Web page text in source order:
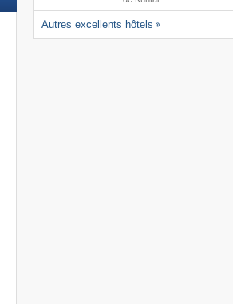
Autres excellents hôtels